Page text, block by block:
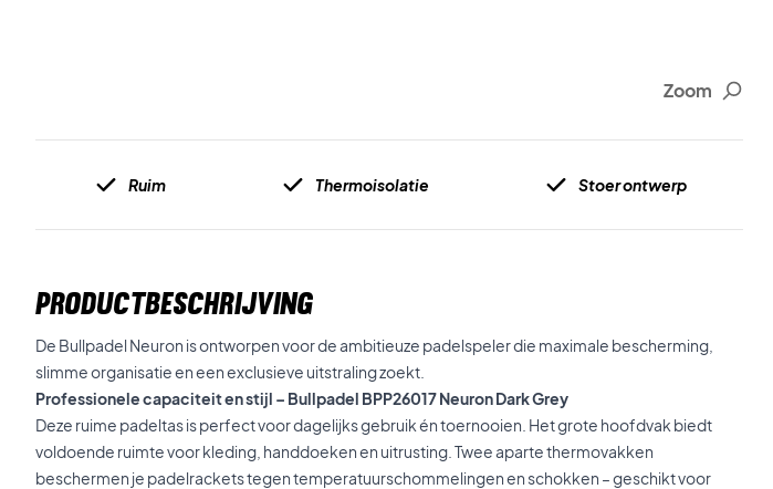
Zoom
Ruim Thermoisolatie Stoer ontwerp
PRODUCTBESCHRIJVING
De Bullpadel Neuron is ontworpen voor de ambitieuze padelspeler die maximale bescherming,
slimme organisatie en een exclusieve uitstraling zoekt.
Professionele capaciteit en stijl – Bullpadel BPP26017 Neuron Dark Grey
Deze ruime padeltas is perfect voor dagelijks gebruik én toernooien. Het grote hoofdvak biedt
voldoende ruimte voor kleding, handdoeken en uitrusting. Twee aparte thermovakken
beschermen je padelrackets tegen temperatuurschommelingen en schokken – geschikt voor